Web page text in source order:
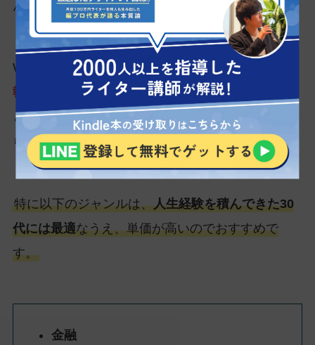
んか？
Webライターでは人生経験を余すことなく、記事
執筆に活かすことが可能です。リアルな体験をも
とに記事を書き起こせば、文章に説得力を持たせ
られます。
特に以下のジャンルは、人生経験を積んできた30
代には最適なうえ、単価が高いのでおすすめで
す。
金融